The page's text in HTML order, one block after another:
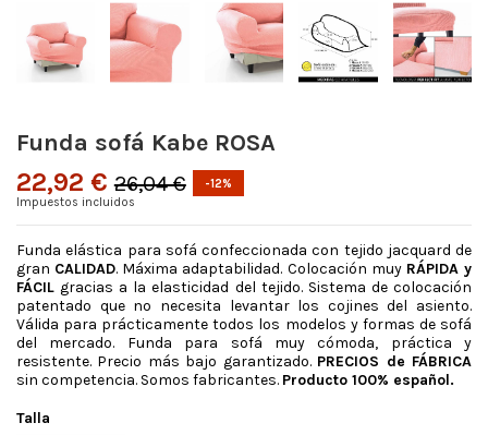
Funda sofá Kabe ROSA
22,92 € 26,04 €
-12%
Impuestos incluidos
Funda elástica para sofá confeccionada con tejido jacquard de
gran CALIDAD. Máxima adaptabilidad. Colocación muy RÁPIDA y
FÁCIL gracias a la elasticidad del tejido. Sistema de colocación
patentado que no necesita levantar los cojines del asiento.
Válida para prácticamente todos los modelos y formas de sofá
del mercado. Funda para sofá muy cómoda, práctica y
resistente. Precio más bajo garantizado. PRECIOS de FÁBRICA
sin competencia. Somos fabricantes. Producto 100% español.
Talla